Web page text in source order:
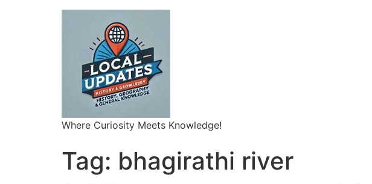
Where Curiosity Meets Knowledge!
Tag: bhagirathi river